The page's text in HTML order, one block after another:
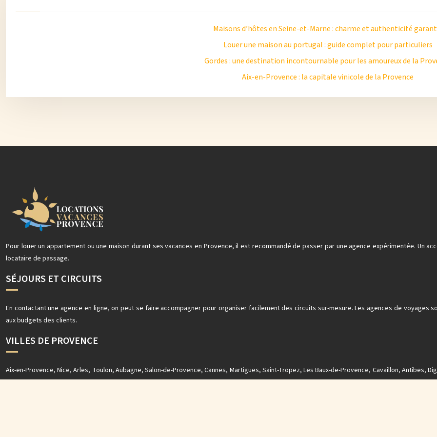
Maisons d’hôtes en Seine-et-Marne : charme et authenticité
Louer une maison au portugal : guide complet pour particuliers
Gordes : une destination incontournable pour les amoureux de la
Aix-en-Provence : la capitale vinicole de la Provence
Pour louer un appartement ou une maison durant ses vacances en Provence, il est recommandé de passer par une agence expérimentée. Un
locataire de passage.
SÉJOURS ET CIRCUITS
En contactant une agence en ligne, on peut se faire accompagner pour organiser facilement des circuits sur-mesure. Les agences de
aux budgets des clients.
VILLES DE PROVENCE
Aix-en-Provence, Nice, Arles, Toulon, Aubagne, Salon-de-Provence, Cannes, Martigues, Saint-Tropez, Les Baux-de-Provence, Cavaillon, Antibes,
vacanciers pourront visiter plusieurs villes et villages chaleureux.